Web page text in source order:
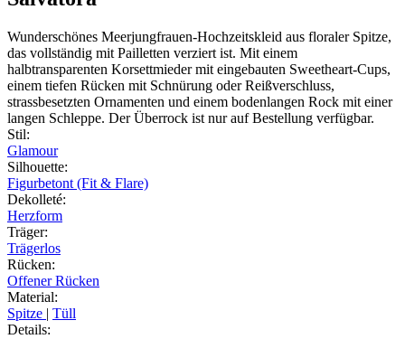
Wunderschönes Meerjungfrauen-Hochzeitskleid aus floraler Spitze,
das vollständig mit Pailletten verziert ist. Mit einem
halbtransparenten Korsettmieder mit eingebauten Sweetheart-Cups,
einem tiefen Rücken mit Schnürung oder Reißverschluss,
strassbesetzten Ornamenten und einem bodenlangen Rock mit einer
langen Schleppe. Der Überrock ist nur auf Bestellung verfügbar.
Stil:
Glamour
Silhouette:
Figurbetont (Fit & Flare)
Dekolleté:
Herzform
Träger:
Trägerlos
Rücken:
Offener Rücken
Material:
Spitze | Tüll
Details: